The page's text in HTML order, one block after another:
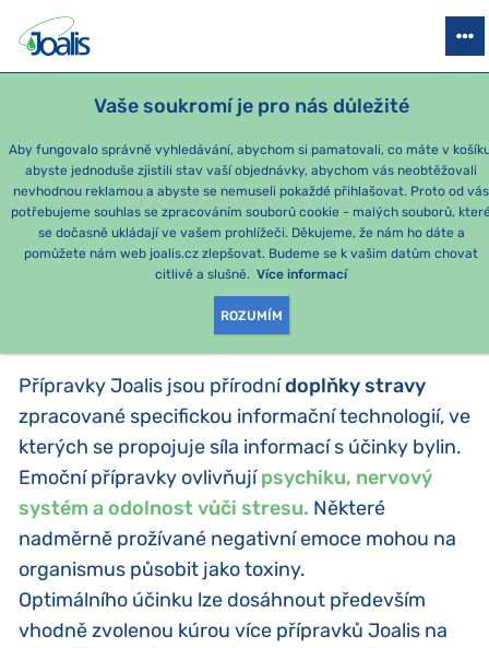
Vaše soukromí je pro nás důležité
Aby fungovalo správně vyhledávání, abychom si pamatovali, co máte v
abyste jednoduše zjistili stav vaší objednávky, abychom vás neobtěžovali
nevhodnou reklamou a abyste se nemuseli pokaždé přihlašovat. Proto od vás
potřebujeme souhlas se zpracováním souborů cookie - malých souborů,
se dočasně ukládají ve vašem prohlížeči. Děkujeme, že nám ho dáte a
pomůžete nám web joalis.cz zlepšovat. Budeme se k vašim datům chovat
citlivě a slušně. Více informací
ROZUMÍM
PRODUKTY PODLE OBTÍŽÍ SEZÓNNÍ BALÍČKY PRO DĚTI
Joalis emoce
PRODUKTY PODLE
KATEGORIE:
JOALIS EMOCE
Přípravky Joalis jsou přírodnídoplňky stravy
zpracované specifickou informační technologií, ve
kterých se propojuje síla informací s účinky bylin.
Emoční přípravky ovlivňujípsychiku, nervový
systém a odolnost vůči stresu. Některé
nadměrně prožívané negativní emoce mohou na
organismus působit jako toxiny.
Optimálního účinku lze dosáhnout především
vhodně zvolenou kúrou více přípravků Joalis na